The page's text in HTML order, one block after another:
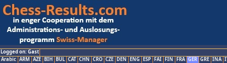
Logged on: Gast
Arabic ARM AZE BIH BUL CAT CHN CRO CZE DEN ENG ESP FAI FIN FRA GER GRE INA